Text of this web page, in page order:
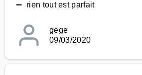
➖ rien tout est parfait
gege
09/03/2020